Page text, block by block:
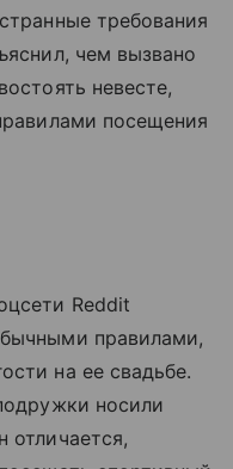
требования
чем вызвано
невесте,
посещения
Reddit
правилами,
на ее свадьбе.
носили